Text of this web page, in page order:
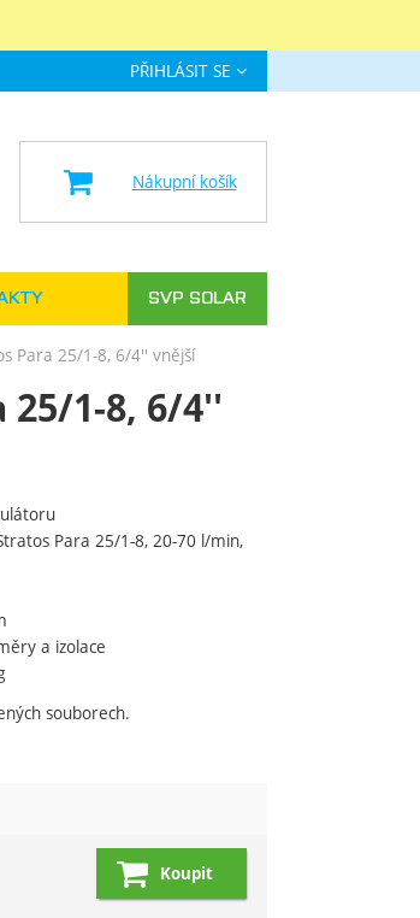
Para 25/1-8, 6/4'' vnější
25/1-8, 6/4''
Para 25/1-8, 20-70 l/min,
a izolace
souborech.
Koupit
SVP SOLAR
PŘIHLÁSIT SE
Nákupní košík